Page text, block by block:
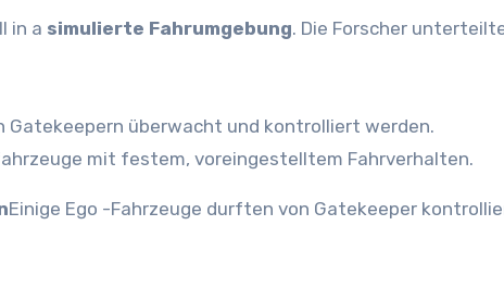
in a simulierte Fahrumgebung. Die Forscher
Gatekeepern überwacht und kontrolliert werden.
mit festem, voreingestelltem Fahrverhalten.
Einige Ego -Fahrzeuge durften von Gatekeeper